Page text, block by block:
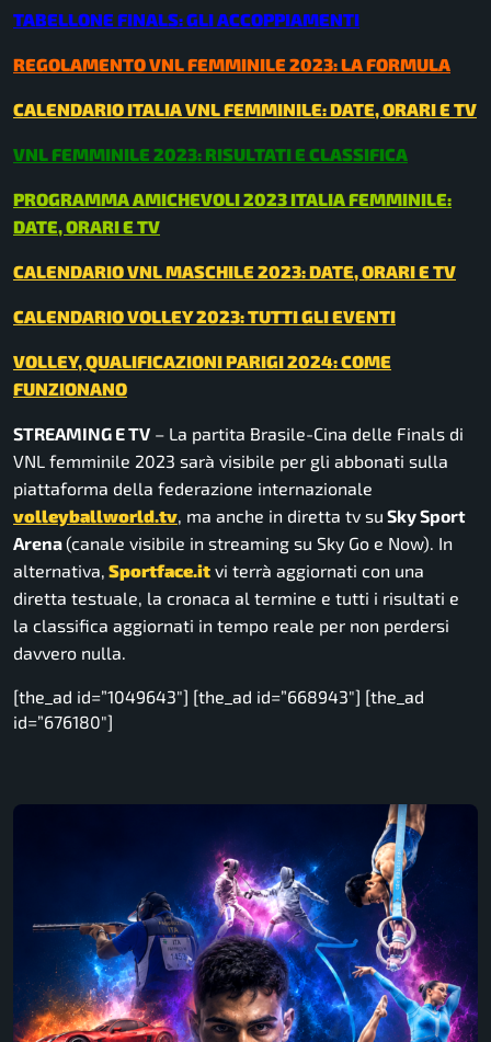
TABELLONE FINALS: GLI ACCOPPIAMENTI
REGOLAMENTO VNL FEMMINILE 2023: LA FORMULA
CALENDARIO ITALIA VNL FEMMINILE: DATE, ORARI E TV
VNL FEMMINILE 2023: RISULTATI E CLASSIFICA
PROGRAMMA AMICHEVOLI 2023 ITALIA FEMMINILE:
DATE, ORARI E TV
CALENDARIO VNL MASCHILE 2023: DATE, ORARI E TV
CALENDARIO VOLLEY 2023: TUTTI GLI EVENTI
VOLLEY, QUALIFICAZIONI PARIGI 2024: COME
FUNZIONANO
STREAMING E TV – La partita Brasile-Cina delle Finals di
VNL femminile 2023 sarà visibile per gli abbonati sulla
piattaforma della federazione internazionale
volleyballworld.tv , ma anche in diretta tv su Sky Sport
Arena(canale visibile in streaming su Sky Go e Now). In
alternativa, Sportface.it vi terrà aggiornati con una
diretta testuale, la cronaca al termine e tutti i risultati e
la classifica aggiornati in tempo reale per non perdersi
davvero nulla.
[the_ad id=”1049643″] [the_ad id=”668943″] [the_ad
id=”676180″]